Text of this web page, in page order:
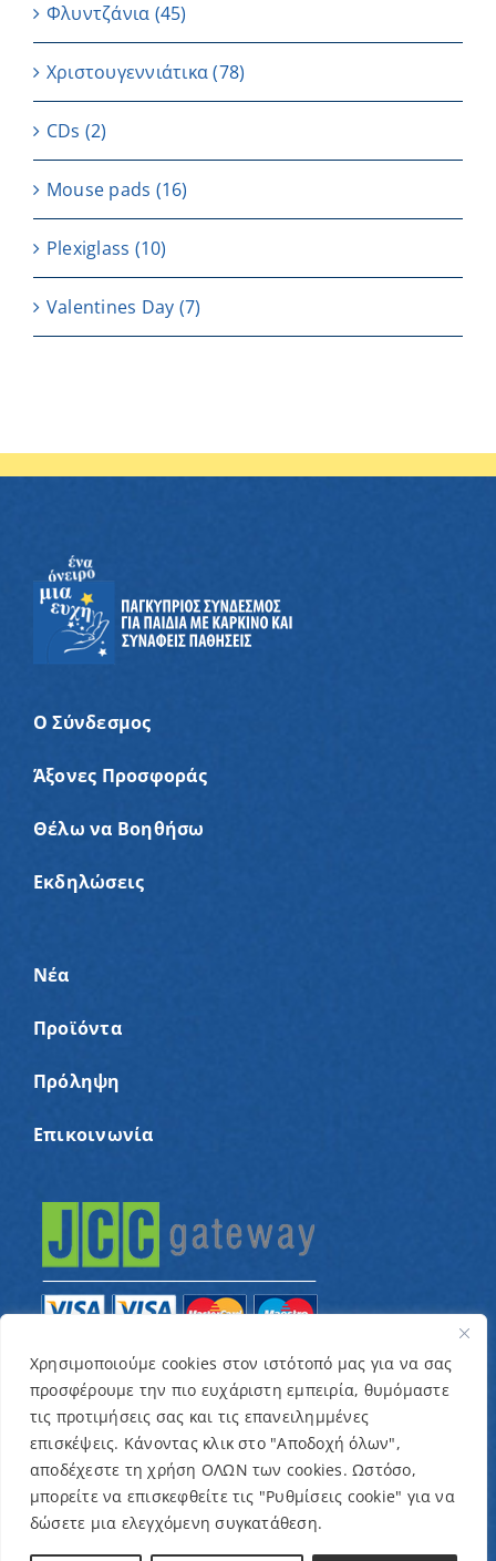
Χρησιμοποιούμε cookies στον ιστότοπό μας για να σας
προσφέρουμε την πιο ευχάριστη εμπειρία, θυμόμαστε
τις προτιμήσεις σας και τις επανειλημμένες
επισκέψεις. Κάνοντας κλικ στο "Αποδοχή όλων",
αποδέχεστε τη χρήση ΟΛΩΝ των cookies. Ωστόσο,
μπορείτε να επισκεφθείτε τις "Ρυθμίσεις cookie" για να
δώσετε μια ελεγχόμενη συγκατάθεση.
Φλυντζάνια (45)
Χριστουγεννιάτικα(78)
CDs (2)
Μouse pads (16)
Plexiglass (10)
Valentines Day (7)
Ο Σύνδεσμος
Άξονες Προσφοράς
Θέλω να Βοηθήσω
Εκδηλώσεις
Νέα
Προϊόντα
Πρόληψη
Επικοινωνία
© Copyright 2022 – Παγκύπριος Σύνδεσμος για
παιδιά με καρκίνο και συναφείς παθήσεις «Ένα
Όνειρο Μια Ευχή» / Designed & Developed byNETinfo
Plc
Όροι και Προϋποθέσεις|Πολιτική Απορρήτου